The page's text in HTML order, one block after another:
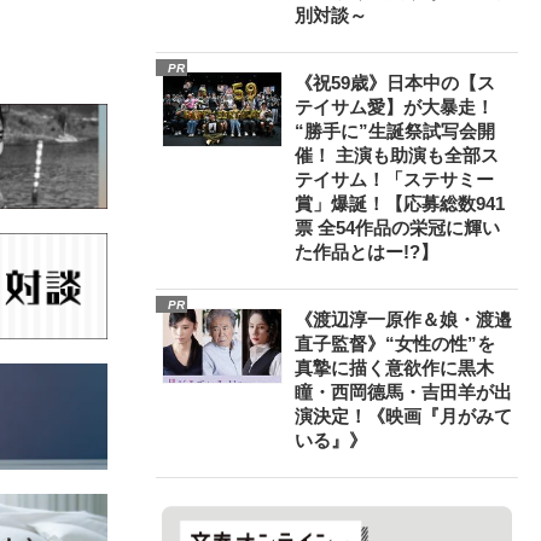
別対談～
PR
《祝59歳》日本中の【ス
テイサム愛】が大暴走！
“勝手に”生誕祭試写会開
催！ 主演も助演も全部ス
テイサム！「ステサミー
賞」爆誕！【応募総数941
票 全54作品の栄冠に輝い
た作品とはー!?】
PR
《渡辺淳一原作＆娘・渡邉
直子監督》“女性の性”を
真摯に描く意欲作に黒木
瞳・西岡德馬・吉田羊が出
演決定！《映画『月がみて
いる』》